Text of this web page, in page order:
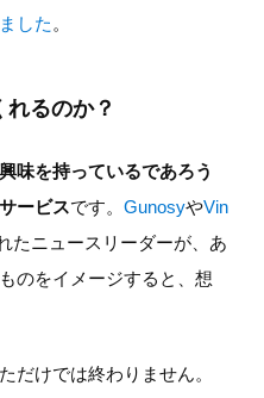
した。
るのか？
味を持っているであろう
ービスです。 GunosyやVin
たニュースリーダーが、あ
のをイメージすると、想
だけでは終わりません。